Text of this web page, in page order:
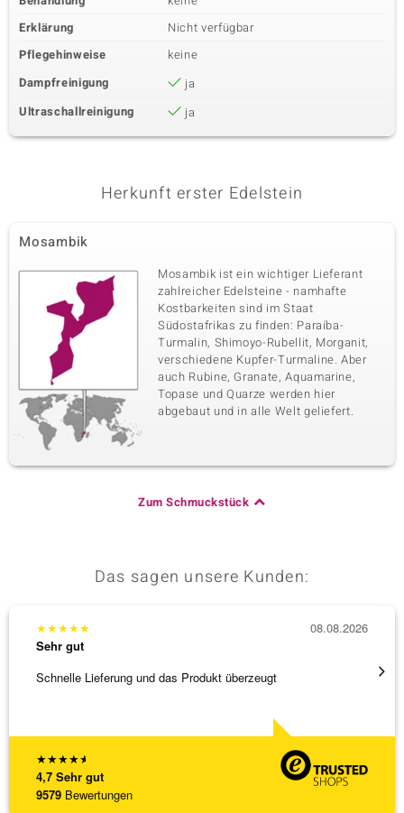
Erklärung
Nicht verfügbar
Pflegehinweise
keine
Dampfreinigung
ja
Ultraschallreinigung
ja
Herkunft erster Edelstein
Mosambik
Mosambik ist ein wichtiger Lieferant
zahlreicher Edelsteine - namhafte
Kostbarkeiten sind im Staat
Südostafrikas zu finden: Paraíba-
Turmalin, Shimoyo-Rubellit, Morganit,
verschiedene Kupfer-Turmaline. Aber
auch Rubine, Granate, Aquamarine,
Topase und Quarze werden hier
abgebaut und in alle Welt geliefert.
Zum Schmuckstück
Das sagen unsere Kunden:
★★★★★
4,7 Sehr gut
9579 Bewertungen
★★★★★
Sehr gut
Schnelle Lieferung und das Produkt überzeugt
08.08.2026